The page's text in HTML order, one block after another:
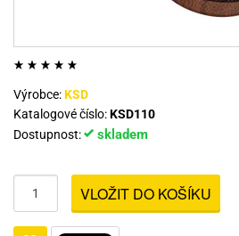
Výrobce:KSD
Katalogové číslo:KSD110
Dostupnost:
skladem
VLOŽIT DO KOŠÍKU